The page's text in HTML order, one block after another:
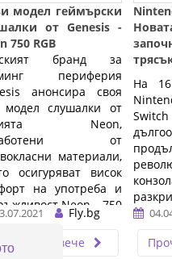
модел геймърски
от Genesis -
750 RGB
бранд за
периферия
анонсира своя
модел слушалки от
Neon,
от
материали,
осигуряват висок
на употреба и
750
Fly.bg
повече
На